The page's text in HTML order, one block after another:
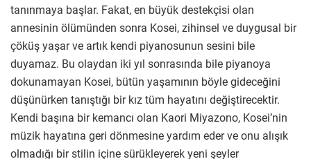
tanınmaya başlar. Fakat, en büyük destekçisi olan
annesinin ölümünden sonra Kosei, zihinsel ve duygusal bir
çöküş yaşar ve artık kendi piyanosunun sesini bile
duyamaz. Bu olaydan iki yıl sonrasında bile piyanoya
dokunamayan Kosei, bütün yaşamının böyle gideceğini
düşünürken tanıştığı bir kız tüm hayatını değiştirecektir.
Kendi başına bir kemancı olan Kaori Miyazono, Kosei’nin
müzik hayatına geri dönmesine yardım eder ve onu alışık
olmadığı bir stilin içine sürükleyerek yeni şeyler